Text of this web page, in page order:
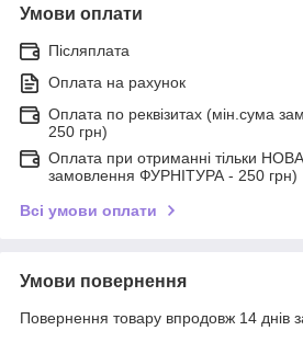
Умови оплати
Післяплата
Оплата на рахунок
Оплата по реквізитах (мін.сума
250 грн)
Оплата при отриманні тільки
замовлення ФУРНІТУРА - 250 грн)
Всі умови оплати
Умови повернення
Повернення товару впродовж 14 днів